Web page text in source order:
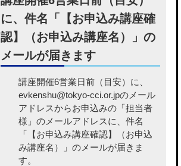
に、件名「【お申込み講座確
認】（お申込み講座名）」の
メールが届きます
講座開催6営業日前（目安）に、
evkenshu@tokyo-cci.or.jpのメール
アドレスからお申込みの「担当者
様」のメールアドレスに、件名
「【お申込み講座確認】（お申込
み講座名）」のメールが届きま
す。